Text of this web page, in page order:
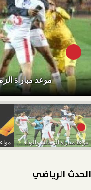
موعد مباراة
موعد مباراة الزمالك والوداد والقنوات الناقلة
الحدث الرياضي